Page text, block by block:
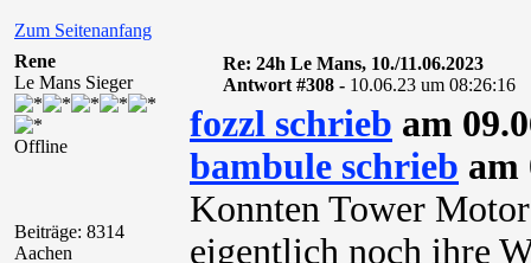
Zum Seitenanfang
Rene
Le Mans Sieger
Offline
Beiträge: 8314
Aachen
Re: 24h Le Mans, 10./11.06.2023
Antwort #308 - 10.06.23 um 08:26:16
fozzl schrieb am
bambule schrieb am
Konnten Tower
eigentlich noch ihre